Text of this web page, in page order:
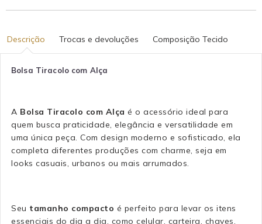
Descrição Trocas e devoluções Composição Tecido
Bolsa Tiracolo com Alça
A Bolsa Tiracolo com Alça é o acessório ideal para
quem busca praticidade, elegância e versatilidade em
uma única peça. Com design moderno e sofisticado, ela
completa diferentes produções com charme, seja em
looks casuais, urbanos ou mais arrumados.
Seu tamanho compacto é perfeito para levar os itens
essenciais do dia a dia, como celular, carteira, chaves,